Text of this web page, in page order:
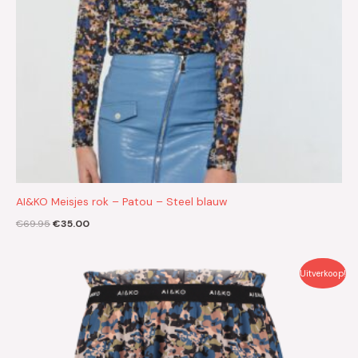
AI&KO Meisjes rok – Patou – Steel blauw
€69.95€35.00
Uitverkoop!
Oorspronkelijke
€59.95.
Huidige
prijs
is:
€30.00.